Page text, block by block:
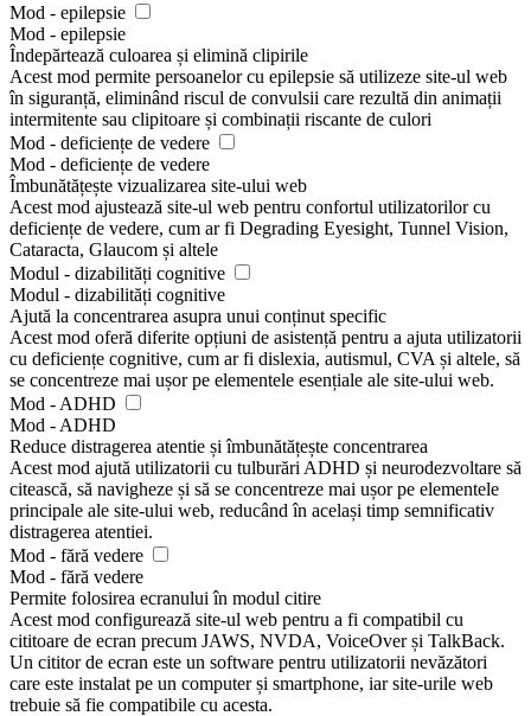
Mod - epilepsie
Mod - epilepsie
Îndepărtează culoarea și elimină clipirile
Acest mod permite persoanelor cu epilepsie să utilizeze site-ul web
în siguranță, eliminând riscul de convulsii care rezultă din animații
intermitente sau clipitoare și combinații riscante de culori
Mod - deficiențe de vedere
Mod - deficiențe de vedere
Îmbunătățește vizualizarea site-ului web
Acest mod ajustează site-ul web pentru confortul utilizatorilor cu
deficiențe de vedere, cum ar fi Degrading Eyesight, Tunnel Vision,
Cataracta, Glaucom și altele
Modul - dizabilități cognitive
Modul - dizabilități cognitive
Ajută la concentrarea asupra unui conținut specific
Acest mod oferă diferite opțiuni de asistență pentru a ajuta utilizatorii
cu deficiențe cognitive, cum ar fi dislexia, autismul, CVA și altele, să
se concentreze mai ușor pe elementele esențiale ale site-ului web.
Mod - ADHD
Mod - ADHD
Reduce distragerea atentie și îmbunătățește concentrarea
Acest mod ajută utilizatorii cu tulburări ADHD și neurodezvoltare să
citească, să navigheze și să se concentreze mai ușor pe elementele
principale ale site-ului web, reducând în același timp semnificativ
distragerea atentiei.
Mod - fără vedere
Mod - fără vedere
Permite folosirea ecranului în modul citire
Acest mod configurează site-ul web pentru a fi compatibil cu
cititoare de ecran precum JAWS, NVDA, VoiceOver și TalkBack.
Un cititor de ecran este un software pentru utilizatorii nevăzători
care este instalat pe un computer și smartphone, iar site-urile web
trebuie să fie compatibile cu acesta.